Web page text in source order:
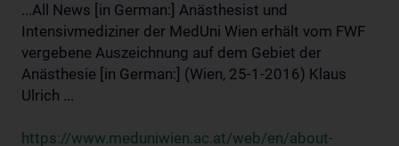
...All News [in German:] Anästhesist und
Intensivmediziner der MedUni Wien erhält vom FWF
vergebene Auszeichnung auf dem Gebiet der
Anästhesie [in German:] (Wien, 25-1-2016) Klaus
Ulrich ...
https://www.meduniwien.ac.at/web/en/about-